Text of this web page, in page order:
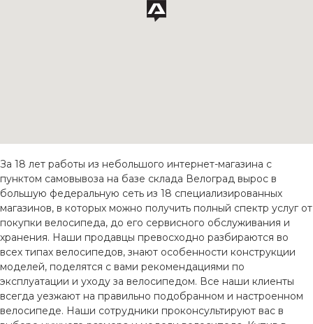
За 18 лет работы из небольшого интернет-магазина с
пунктом самовывоза на базе склада Велоград вырос в
большую федеральную сеть из 18 специализированных
магазинов, в которых можно получить полный спектр услуг от
покупки велосипеда, до его сервисного обслуживания и
хранения. Наши продавцы превосходно разбираются во
всех типах велосипедов, знают особенности конструкции
моделей, поделятся с вами рекомендациями по
эксплуатации и уходу за велосипедом. Все наши клиенты
всегда уезжают на правильно подобранном и настроенном
велосипеде. Наши сотрудники проконсультируют вас в